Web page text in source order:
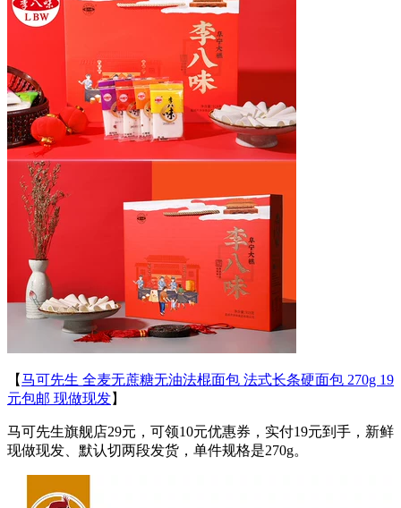
【马可先生 全麦无蔗糖无油法棍面包 法式长条硬面包 270g 19
元包邮 现做现发】
马可先生旗舰店29元，可领10元优惠券，实付19元到手，新鲜
现做现发、默认切两段发货，单件规格是270g。